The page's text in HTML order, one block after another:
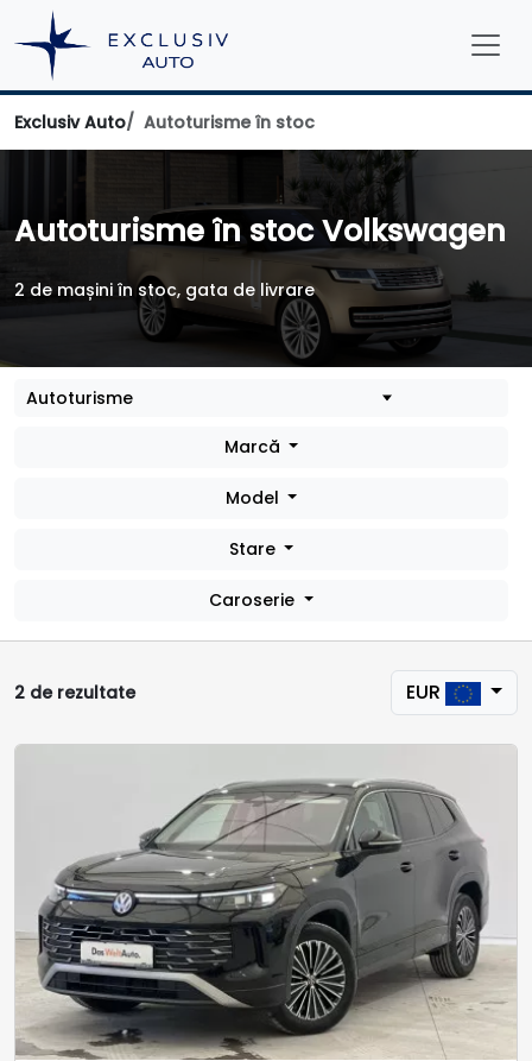
Exclusiv Auto Autoturisme în stoc
Autoturisme în stoc Volkswagen
2 de mașini în stoc, gata de livrare
Marcă
Model
Stare
Caroserie
2 de rezultate EUR